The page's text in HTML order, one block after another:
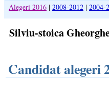
Alegeri 2016 | 2008-2012 | 2004-
Silviu-stoica
Candidat alegeri